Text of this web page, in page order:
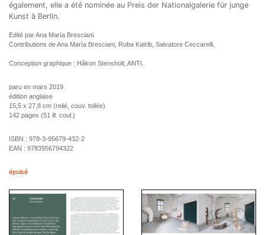
également, elle a été nominée au Preis der Nationalgalerie für junge
Kunst à Berlin.
Edité par Ana María Bresciani.
Contributions de Ana María Bresciani, Ruba Katrib, Salvatore Ceccarelli.
Conception graphique : Håkon Stensholt, ANTI.
paru en mars 2019
édition anglaise
15,5 x 27,8 cm (relié, couv. toilée)
142 pages (51 ill. coul.)
ISBN : 978-3-95679-432-2
EAN : 9783956794322
épuisé